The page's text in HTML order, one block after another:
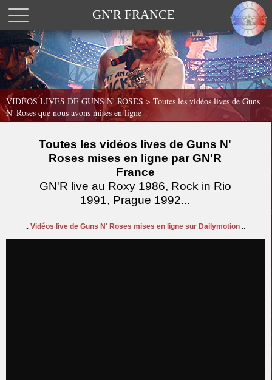
GN'R FRANCE
VIDÉOS LIVES DE GUNS N' ROSES > Toutes les vidéos lives de Guns
N' Roses que nous avons mises en ligne
Toutes les vidéos lives de Guns N'
Roses mises en ligne par GN'R
France
GN'R live au Roxy 1986, Rock in Rio
1991, Prague 1992...
::Vidéos live de Guns N' Roses mises en ligne sur Dailymotion ::